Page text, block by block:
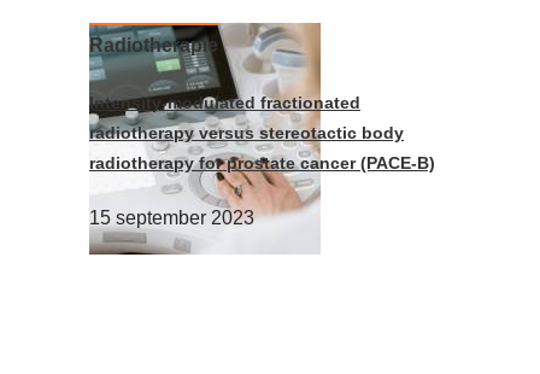
Radiotherapie
Intensity-modulated fractionated
radiotherapy versus stereotactic body
radiotherapy for prostate cancer (PACE-B)
15 september 2023